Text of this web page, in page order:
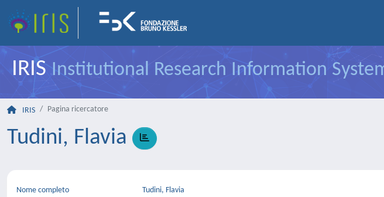
IRISInstitutional Research Information
IRIS Pagina ricercatore
Tudini, Flavia
Nome completo Tudini, Flavia